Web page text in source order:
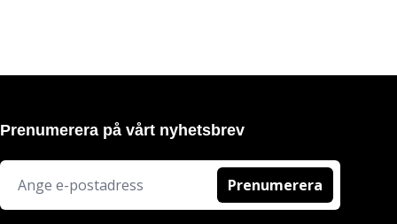
Prenumerera på vårt nyhetsbrev
Prenumerera